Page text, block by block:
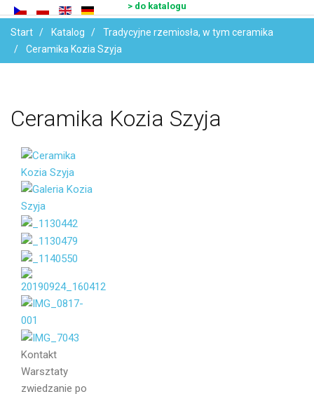
> do katalogu
Start Katalog
Tradycyjne rzemiosła, w tym ceramika
Ceramika Kozia Szyja
Ceramika Kozia Szyja
Kontakt
Warsztaty
zwiedzanie po
Imię i
Nazwisko
Email
Wiadomość